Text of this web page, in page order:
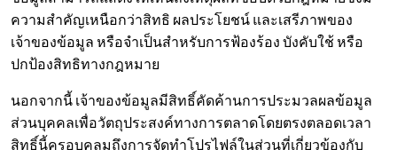
ความสำคัญเหนือกว่าสิทธิ ผลประโยชน์ และเสรีภาพของ
เจ้าของข้อมูล หรือจำเป็นสำหรับการฟ้องร้อง บังคับใช้ หรือ
ปกป้องสิทธิทางกฎหมาย
นอกจากนี้ เจ้าของข้อมูลมีสิทธิ์คัดค้านการประมวลผลข้อมูล
ส่วนบุคคลเพื่อวัตถุประสงค์ทางการตลาดโดยตรงตลอดเวลา
สิทธิ์นี้ครอบคลุมถึงการจัดทำโปรไฟล์ในส่วนที่เกี่ยวข้องกับ